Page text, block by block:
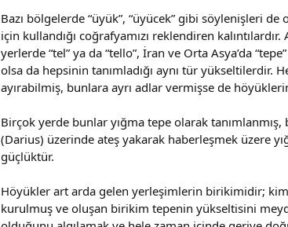
Bazı bölgelerde “üyük”, “üyücek” gibi söylenişleri
için kullandığı coğrafyamızı reklendiren
yerlerde “tel” ya da “tello”, İran ve Orta Asya’da
olsa da hepsinin tanımladığı aynı tür
ayırabilmiş, bunlara ayrı adlar vermişse de
Birçok yerde bunlar yığma tepe olarak
(Darius) üzerinde ateş yakarak haberleşmek üzere
güçlüktür.
Höyükler art arda gelen yerleşimlerin birikimidir;
kurulmuş ve oluşan birikim tepenin yükseltisini